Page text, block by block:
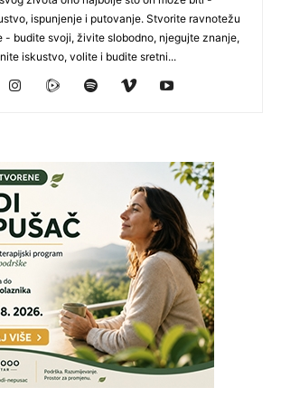
ispunjenje i putovanje. Stvorite ravnotežu
- budite svoji, živite slobodno, njegujte znanje,
iskustvo, volite i budite sretni...